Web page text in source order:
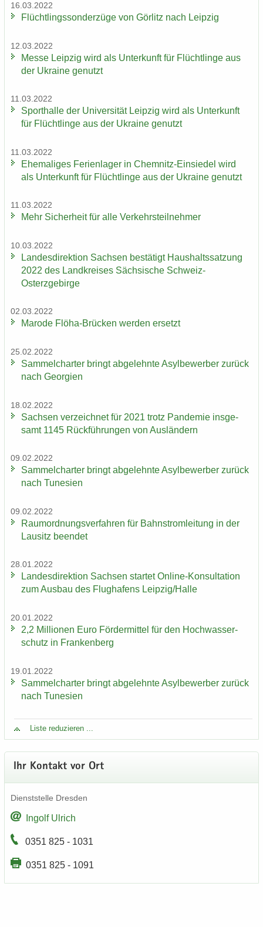
16.03.2022
Flücht­lings­son­der­zü­ge von Gör­litz nach Leip­zig
12.03.2022
Messe Leip­zig wird als Un­ter­kunft für Flücht­lin­ge aus
der Ukrai­ne ge­nutzt
11.03.2022
Sport­hal­le der Uni­ver­si­tät Leip­zig wird als Un­ter­kunft
für Flücht­lin­ge aus der Ukrai­ne ge­nutzt
11.03.2022
Ehe­ma­li­ges Fe­ri­en­la­ger in Chemnitz-​Einsiedel wird
als Un­ter­kunft für Flücht­lin­ge aus der Ukrai­ne ge­nutzt
11.03.2022
Mehr Si­cher­heit für alle Ver­kehrs­teil­neh­mer
10.03.2022
Lan­des­di­rek­ti­on Sach­sen be­stä­tigt Haus­halts­sat­zung
2022 des Land­krei­ses Säch­si­sche Schweiz-​
Osterzgebirge
02.03.2022
Ma­ro­de Flöha-​Brücken wer­den er­setzt
25.02.2022
Sam­mel­char­ter bringt ab­ge­lehn­te Asyl­be­wer­ber zu­rück
nach Ge­or­gi­en
18.02.2022
Sach­sen ver­zeich­net für 2021 trotz Pan­de­mie ins­ge­
samt 1145 Rück­füh­run­gen von Aus­län­dern
09.02.2022
Sam­mel­char­ter bringt ab­ge­lehn­te Asyl­be­wer­ber zu­rück
nach Tu­ne­si­en
09.02.2022
Raum­ord­nungs­ver­fah­ren für Bahn­strom­lei­tung in der
Lau­sitz be­en­det
28.01.2022
Lan­des­di­rek­ti­on Sach­sen star­tet Online-​Konsultation
zum Aus­bau des Flug­ha­fens Leip­zig/Halle
20.01.2022
2,2 Mil­lio­nen Euro För­der­mit­tel für den Hoch­was­ser­
schutz in Fran­ken­berg
19.01.2022
Sam­mel­char­ter bringt ab­ge­lehn­te Asyl­be­wer­ber zu­rück
nach Tu­ne­si­en
Liste re­du­zie­ren ...
Ihr Kon­takt vor Ort
Dienst­stel­le Dres­den
In­golf Ul­rich
0351 825 - 1031
0351 825 - 1091